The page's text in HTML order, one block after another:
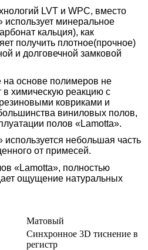
LVT и WPC, вместо
использует минеральное
кальция), как
получить плотное(прочное)
и долговечной замковой
основе полимеров не
в химическую реакцию с
ковриками и
виниловых полов,
полов «Lamotta».
используется небольшая часть
от примесей.
«Lamotta», полностью
ощущение натуральных
Матовый
Синхронное 3D тиснение в
регистр